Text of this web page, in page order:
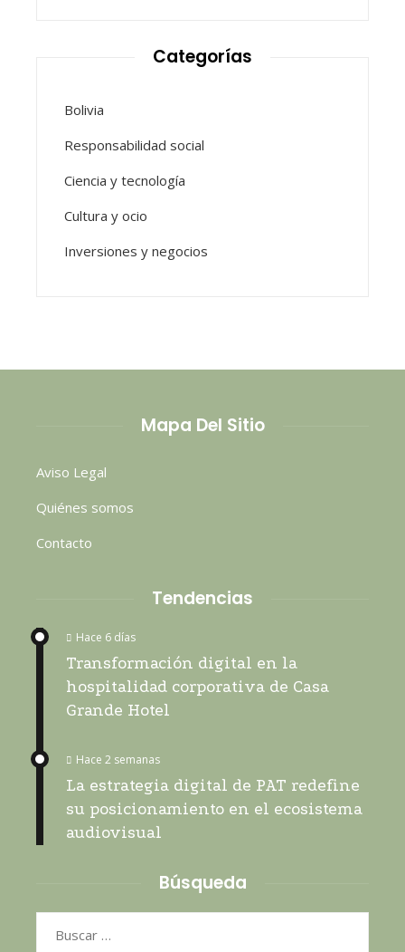
Categorías
Bolivia
Responsabilidad social
Ciencia y tecnología
Cultura y ocio
Inversiones y negocios
Mapa Del Sitio
Aviso Legal
Quiénes somos
Contacto
Tendencias
Hace 6 días
Transformación digital en la
hospitalidad corporativa de Casa
Grande Hotel
Hace 2 semanas
La estrategia digital de PAT redefine
su posicionamiento en el ecosistema
audiovisual
Búsqueda